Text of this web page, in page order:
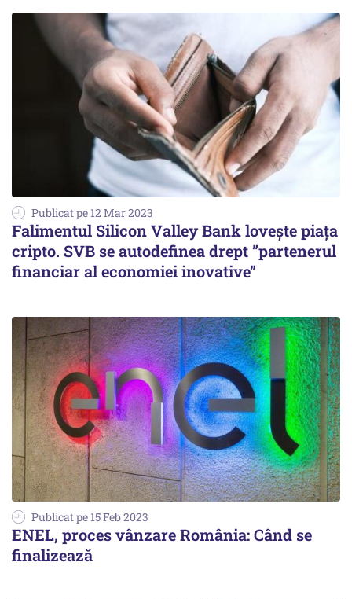
Publicat pe 12 Mar 2023
Falimentul Silicon Valley Bank lovește piața
cripto. SVB se autodefinea drept ”partenerul
financiar al economiei inovative”
Publicat pe 15 Feb 2023
ENEL, proces vânzare România: Când se
finalizează